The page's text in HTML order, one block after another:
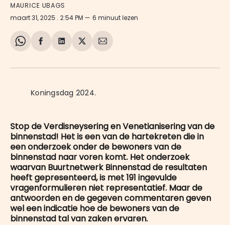
MAURICE UBAGS
maart 31, 2025 . 2:54 PM 6 minuut lezen
Share
WhatsApp
Delen
Facebook
Delen
LinkedIn
Share
X
Deel
E-
Koningsdag 2024.
Stop de Verdisneysering en Venetianisering van de
binnenstad! Het is een van de hartekreten die in
een onderzoek onder de bewoners van de
binnenstad naar voren komt. Het onderzoek
waarvan Buurtnetwerk Binnenstad de resultaten
heeft gepresenteerd, is met 191 ingevulde
vragenformulieren niet representatief. Maar de
antwoorden en de gegeven commentaren geven
wel een indicatie hoe de bewoners van de
binnenstad tal van zaken ervaren.